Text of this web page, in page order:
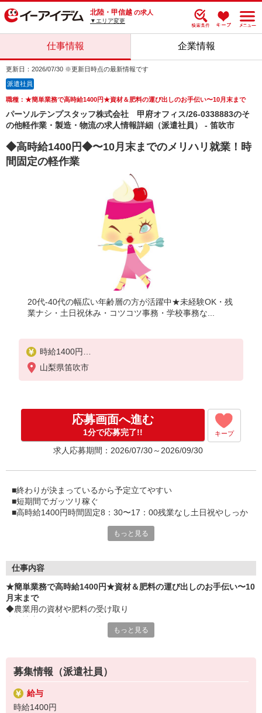
北陸・甲信越 の求人
▼エリア変更
仕事情報 企業情報
更新日：2026/07/30 ※更新日時点の最新情報です
派遣社員
職種：★簡単業務で高時給1400円★資材＆肥料の運び出しのお手伝い〜10月末まで
パーソルテンプスタッフ株式会社 甲府オフィス/26-0338883のそ
の他軽作業・製造・物流の求人情報詳細（派遣社員） - 笛吹市
◆高時給1400円◆〜10月末までのメリハリ就業！時
間固定の軽作業
20代-40代の幅広い年齢層の方が活躍中★未経験OK・残
業ナシ・土日祝休み・コツコツ事務・学校事務な...
時給1400円
●月収例：220.500円（月21日×7h30m）+交通費
山梨県笛吹市
応募画面へ進む
1分で応募完了!! キープ
求人応募期間：2026/07/30～2026/09/30
■終わりが決まっているから予定立てやすい
■短期間でガッツリ稼ぐ
■高時給1400円時間固定8：30〜17：00残業なし土日祝やしっか
■生活リズム整います駐車場無料で使えます制服あり
もっと見る
仕事内容
★簡単業務で高時給1400円★資材＆肥料の運び出しのお手伝い〜10
月末まで
◆農業用の資材や肥料の受け取り
◆取りに来られた農家さんへ引き渡し
もっと見る
募集情報（派遣社員）
給与
時給1400円